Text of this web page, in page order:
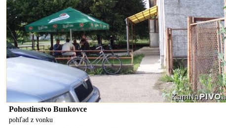
Pohostinstvo Bunkovce
pohľad z vonku